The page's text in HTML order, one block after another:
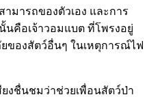
มารถของตัวเอง และการ
คือเจ้าวอมแบต ที่โพรงอยู่
ของสัตว์อื่นๆ ในเหตุการณ์ไฟ
ยงชื่นชมว่าช่วยเพื่อนสัตว์ป่า